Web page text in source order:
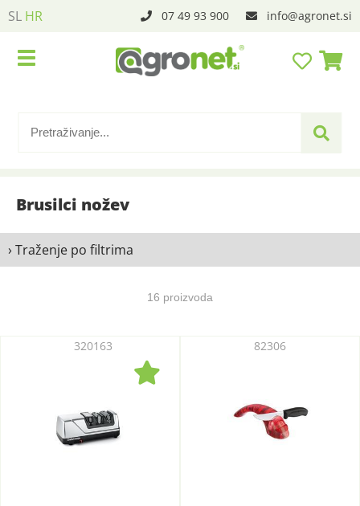
SL HR 07 49 93 900 info agronet.si
Brusilci nožev
› Traženje po filtrima
16 proizvoda
320163 82306